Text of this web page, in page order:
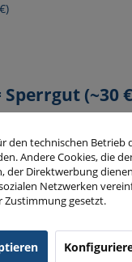
Sperrgut (~30
30 €
Länge,
den technischen Betrieb
Andere Cookies, die
der Direktwerbung
Netzwerken
gesetzt.